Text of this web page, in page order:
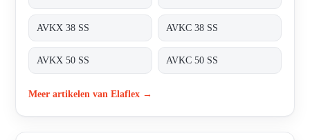
AVKX 38 SS AVKC 38 SS
AVKX 50 SS AVKC 50 SS
Meer artikelen van Elaflex →